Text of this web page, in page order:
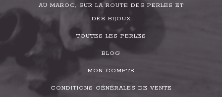
AU MAROC, SUR LA ROUTE DES PERLES ET
DES BIJOUX
TOUTES LES PERLES
BLOG
MON COMPTE
CONDITIONS GÉNÉRALES DE VENTE